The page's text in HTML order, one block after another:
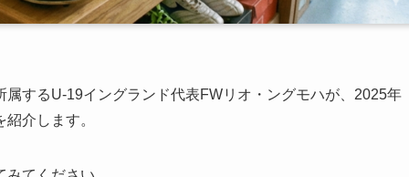
するU-19イングランド代表FWリオ・ングモハが、2025年
介します。